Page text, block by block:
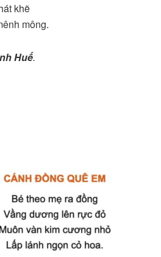
khẽ
mông.
Huế.